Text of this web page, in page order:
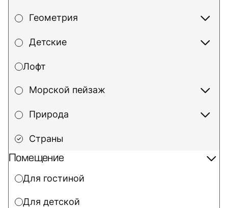
Помещение
Для гостиной
Для детской
Геометрия
Детские
Лофт
Морской пейзаж
Природа
Страны